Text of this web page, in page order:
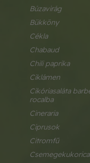
búzavirág
bükköny
cékla
chabaud
chili paprika
ciklámen
cikóriasaláta barbe de capucin 10g
rocalba
cineraria
ciprusok
citromfű
csemegekukorica